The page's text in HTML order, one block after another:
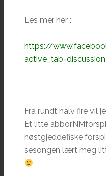
Les mer her :
https://
active_tab=discussion
Fra rundt halv fire vil
Et litte
høstgjeddefiske
sesongen lært meg